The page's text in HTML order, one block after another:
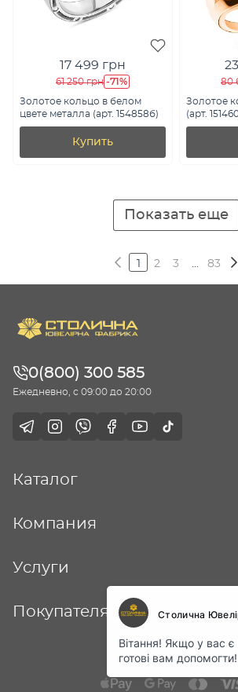
17 499 грн
61 250 грн -71%
Золотое кольцо в белом
цвете металла (арт. 154858б)
Купить
80
Золотое
(арт.
Показать еще
1 2 3 83
0(800) 300 585
Ежедневно, с 09:00 до 20:00
Каталог
Компания
Услуги
Покупателям